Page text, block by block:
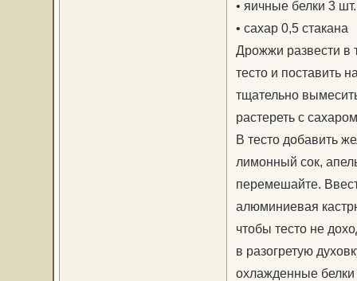
• яичные белки 3 шт.
• сахар 0,5 стакана
Дрожжи развести в
тесто и поставить
тщательно
растереть с
В тесто добавить
лимонный сок,
перемешайте.
алюминиевая
чтобы тесто не
в разогретую
охлажденные белки